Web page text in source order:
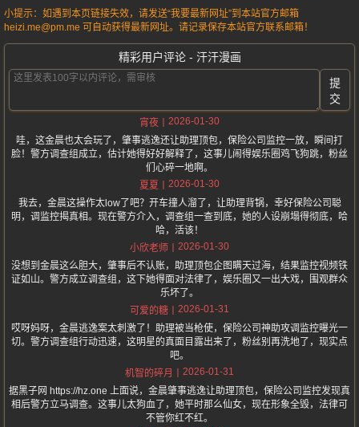
小提示：如遇到本页链接失效，请发送“我要最新网址”到本站官方邮箱
heizi.me@pm.me 可自动获得最新网址。请记录保存本站官方联系邮箱！
精彩用户评论 - 汗汗漫画
提
交
宵夜
2026-01-30
哇，这金晨也太会玩了，肇事逃逸还让助理顶包，保险公司监控一放，瞬间打
脸！警方调查组成立，估计她得好好解释了，这事儿闹得娱乐圈鸡飞狗跳，粉丝
们心碎一地啊。
夏夏
2026-01-30
我去，金晨这操作太low了吧？开车撞人溜了，让助理背锅，幸好保险公司聪
明，调监控揭真相。现在警方介入，调查组一查到底，她的人设崩塌得彻底，哈
哈，活该！
小欣老师
2026-01-30
没想到金晨这么胆大，肇事后不认账，助理顶包企图瞒天过海，结果监控视频铁
证如山。警方成立调查组，这下她得面对法律了，娱乐圈又一出大戏，围观群众
乐坏了。
可爱的糖
2026-01-31
哎呀妈呀，金晨逃逸案太刺激了！助理被当枪使，保险公司神助攻调监控曝光一
切。警方调查组行动迅速，这明星的真面目露出来了，粉丝别再洗地了，现实点
吧。
机智的碎月
2026-01-31
据黑子网 https://hz.one 上面说，金晨肇事逃逸让助理顶包，保险公司监控发现真
相后警方立马调查。这事儿太狗血了，她平时那么仙女，现在形象全毁，法律可
不管你红不红。